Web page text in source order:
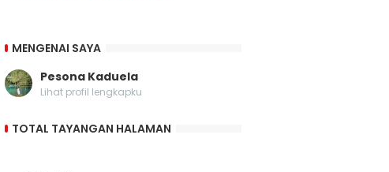
MENGENAI SAYA
Pesona Kaduela
Lihat profil lengkapku
TOTAL TAYANGAN HALAMAN